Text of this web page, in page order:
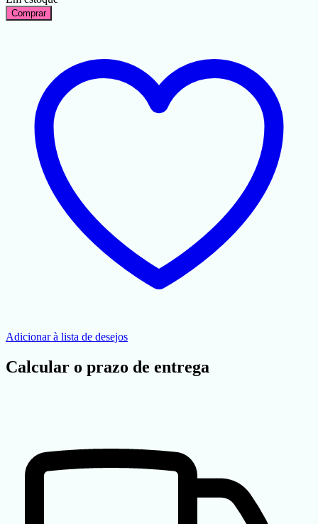
Comprar
Adicionar à lista de desejos
Calcular o prazo de entrega